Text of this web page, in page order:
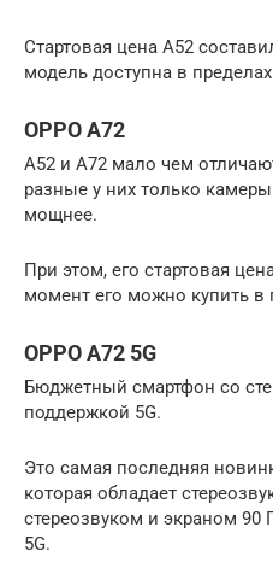
Стартовая цена А52
модель доступна в пределах
OPPO A72
А52 и А72 мало чем
разные у них только
мощнее.
При этом, его стартовая
момент его можно купить в
OPPO A72 5G
Бюджетный смартфон со
поддержкой 5G.
Это самая последняя
которая обладает
стереозвуком и экраном
5G.